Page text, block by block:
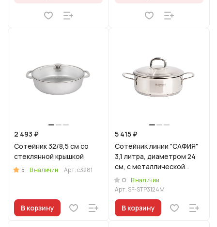
2 493 ₽
Сотейник 32/8,5 см со
стеклянной крышкой
5 В наличии Арт.с3281
В корзину
5 415 ₽
Сотейник линии "САФИЯ"
3,1 литра, диаметром 24
см, с металлической
крышкой
0
В наличии
Арт. SF-STP3124M
В корзину